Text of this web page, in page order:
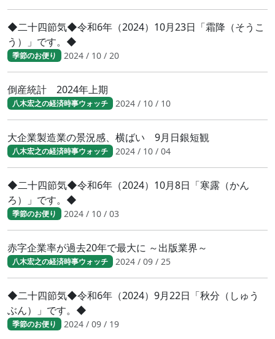
◆二十四節気◆令和6年（2024）10月23日「霜降（そうこ
う）」です。◆
季節のお便り 2024 / 10 / 20
倒産統計 2024年上期
八木宏之の経済時事ウォッチ 2024 / 10 / 10
大企業製造業の景況感、横ばい 9月日銀短観
八木宏之の経済時事ウォッチ 2024 / 10 / 04
◆二十四節気◆令和6年（2024）10月8日「寒露（かん
ろ）」です。◆
季節のお便り 2024 / 10 / 03
赤字企業率が過去20年で最大に ～出版業界～
八木宏之の経済時事ウォッチ 2024 / 09 / 25
◆二十四節気◆令和6年（2024）9月22日「秋分（しゅう
ぶん）」です。◆
季節のお便り 2024 / 09 / 19